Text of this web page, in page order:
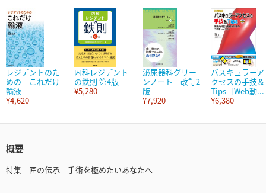
レジデントのた
めの これだけ
輸液
¥4,620
内科レジデント
の鉄則 第4版
¥5,280
泌尿器科グリー
ンノート 改訂2
版
¥7,920
バスキュラーア
クセスの手技＆
Tips［Web動...
¥6,380
概要
特集 匠の伝承 手術を極めたいあなたへ -